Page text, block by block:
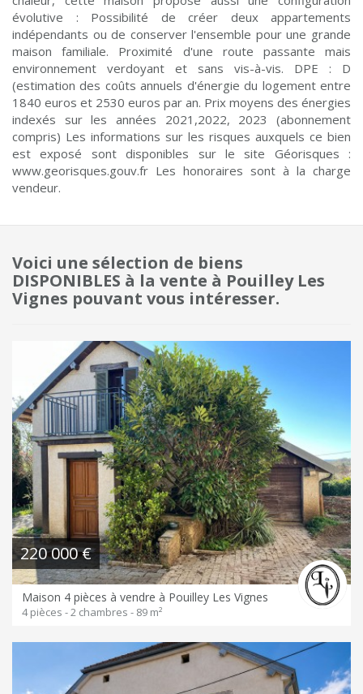
évolutive : Possibilité de créer deux appartements
indépendants ou de conserver l'ensemble pour une grande
maison familiale. Proximité d'une route passante mais
environnement verdoyant et sans vis-à-vis. DPE : D
(estimation des coûts annuels d'énergie du logement entre
1840 euros et 2530 euros par an. Prix moyens des énergies
indexés sur les années 2021,2022, 2023 (abonnement
compris) Les informations sur les risques auxquels ce bien
est exposé sont disponibles sur le site Géorisques :
www.georisques.gouv.fr Les honoraires sont à la charge
vendeur.
Voici une sélection de biens
DISPONIBLES à la vente à Pouilley Les
Vignes pouvant vous intéresser.
220 000 €
Maison 4 pièces à vendre à Pouilley Les Vignes
4 pièces - 2 chambres - 89 m²